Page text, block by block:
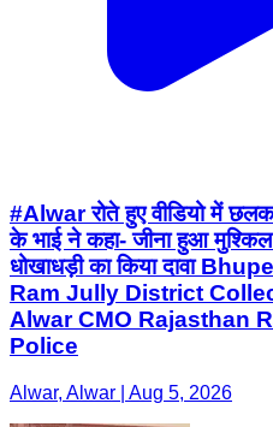
#Alwar रोते हुए वीडियो में
के भाई ने कहा- जीना हुआ
धोखाधड़ी का किया दावा
Ram Jully District
Alwar CMO Rajasthan
Police
Alwar, Alwar | Aug 5, 2026